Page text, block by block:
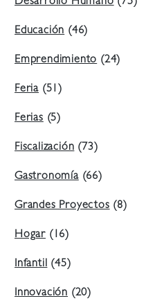
Desarrollo Humano(75)
Educación(46)
Emprendimiento(24)
Feria (51)
Ferias(5)
Fiscalización(73)
Gastronomía(66)
Grandes Proyectos(8)
Hogar (16)
Infantil(45)
Innovación (20)